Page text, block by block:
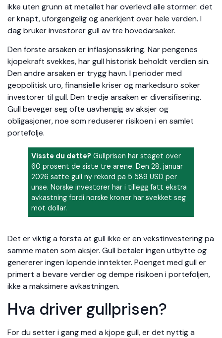
ikke uten grunn at metallet har overlevd alle stormer: det
er knapt, uforgengelig og anerkjent over hele verden. I
dag bruker investorer gull av tre hovedarsaker.
Den forste arsaken er inflasjonssikring. Nar pengenes
kjopekraft svekkes, har gull historisk beholdt verdien sin.
Den andre arsaken er trygg havn. I perioder med
geopolitisk uro, finansielle kriser og markedsuro soker
investorer til gull. Den tredje arsaken er diversifisering.
Gull beveger seg ofte uavhengig av aksjer og
obligasjoner, noe som reduserer risikoen i en samlet
portefolje.
Visste du dette? Gullprisen har steget over
60 prosent de siste tre arene. Den 28. januar
2026 satte gull ny rekord pa 5 589 USD per
unse. Norske investorer har i tillegg fatt ekstra
avkastning fordi norske kroner har svekket seg
mot dollar.
Det er viktig a forsta at gull ikke er en vekstinvestering pa
samme maten som aksjer. Gull betaler ingen utbytte og
genererer ingen lopende inntekter. Poenget med gull er
primert a bevare verdier og dempe risikoen i portefoljen,
ikke a maksimere avkastningen.
Hva driver gullprisen?
For du setter i gang med a kjope gull, er det nyttig a